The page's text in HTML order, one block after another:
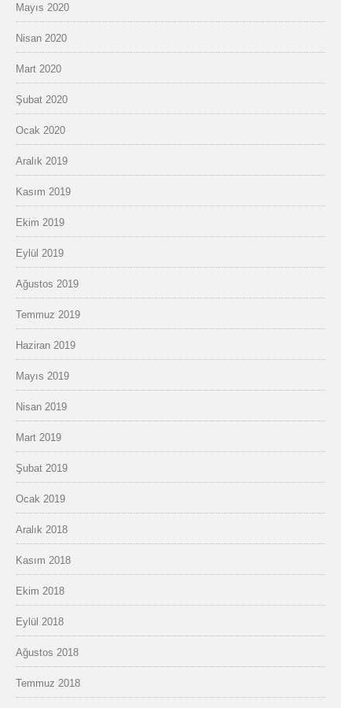
Mayıs 2020
Nisan 2020
Mart 2020
Şubat 2020
Ocak 2020
Aralık 2019
Kasım 2019
Ekim 2019
Eylül 2019
Ağustos 2019
Temmuz 2019
Haziran 2019
Mayıs 2019
Nisan 2019
Mart 2019
Şubat 2019
Ocak 2019
Aralık 2018
Kasım 2018
Ekim 2018
Eylül 2018
Ağustos 2018
Temmuz 2018